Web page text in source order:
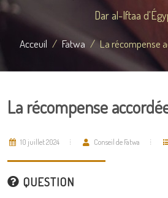
Dar al-Iftaa
Acceuil Fatwa La récompense
La récompense
10 juillet 2024 Conseil de Fatwa
QUESTION